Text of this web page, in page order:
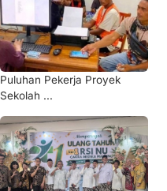
Puluhan Pekerja Proyek
Sekolah ...